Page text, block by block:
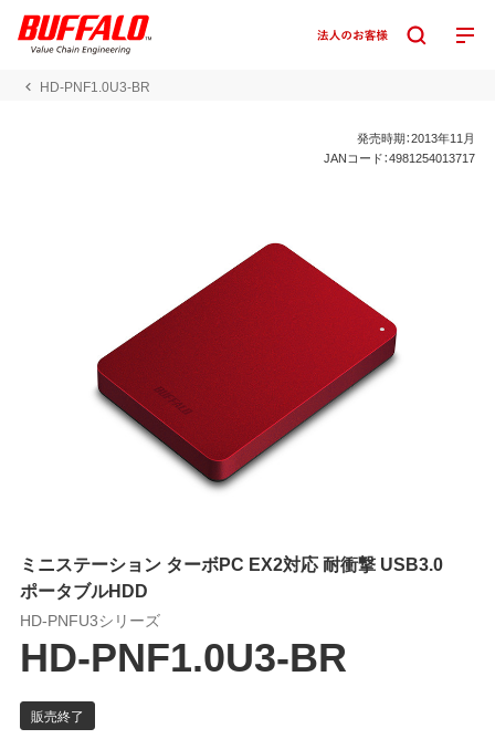
HD-PNF1.0U3-BR
発売時期：2013年11月
JANコード：4981254013717
ミニステーション ターボPC EX2対応 耐衝撃 USB3.0
ポータブルHDD
HD-PNFU3シリーズ
HD-PNF1.0U3-BR